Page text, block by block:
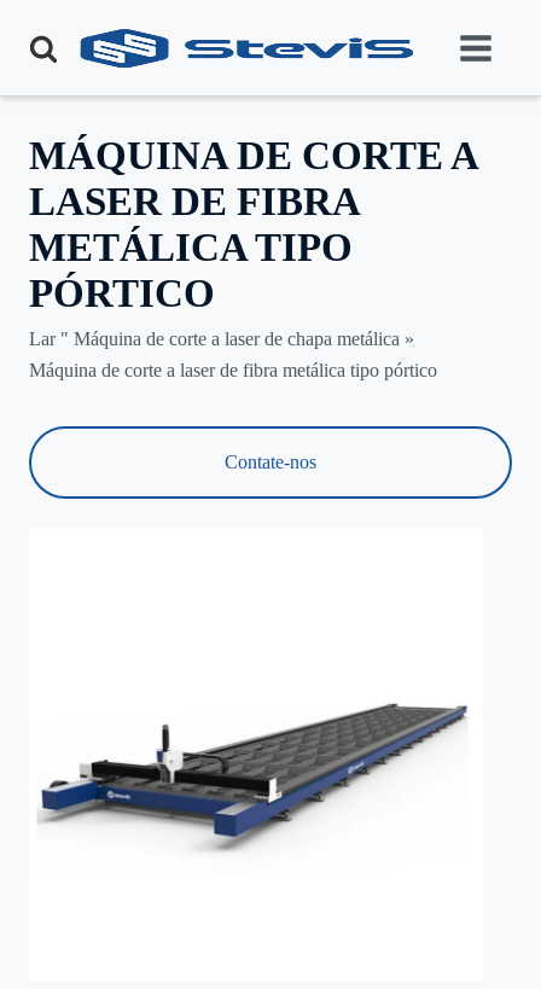
MÁQUINA DE CORTE A
LASER DE FIBRA
METÁLICA TIPO
PÓRTICO
Lar " Máquina de corte a laser de chapa metálica »
Máquina de corte a laser de fibra metálica tipo pórtico
Contate-nos